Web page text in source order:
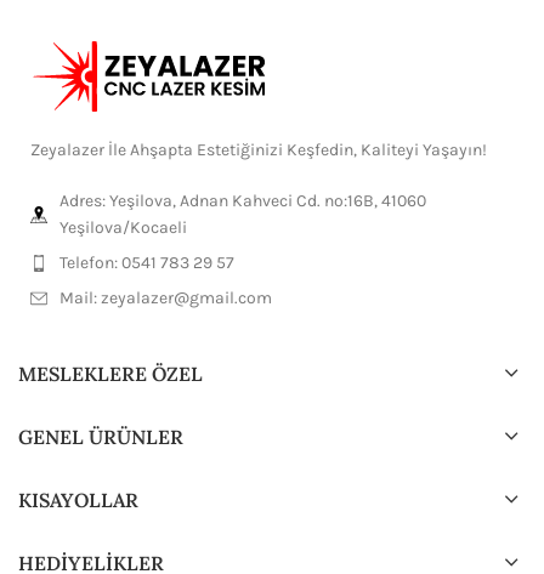
Zeyalazer İle Ahşapta Estetiğinizi Keşfedin, Kaliteyi Yaşayın!
Adres: Yeşilova, Adnan Kahveci Cd. no:16B, 41060
Yeşilova/Kocaeli
Telefon: 0541 783 29 57
Mail:zeyalazer@gmail.com
MESLEKLERE ÖZEL
GENEL ÜRÜNLER
KISAYOLLAR
HEDİYELİKLER